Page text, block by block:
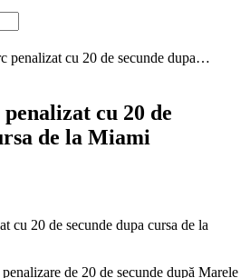
penalizat cu 20 de secunde dupa…
cu 20 de
de la Miami
de 20 de secunde după Marele